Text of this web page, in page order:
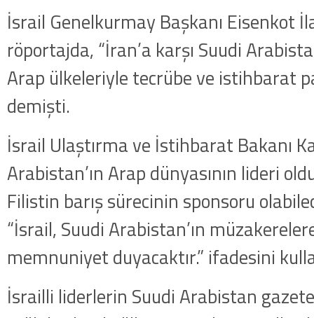
İsrail Genelkurmay Başkanı Eisenkot
röportajda, “İran’a karşı Suudi
Arap ülkeleriyle tecrübe ve istihbarat
demişti.
İsrail Ulaştırma ve İstihbarat Bakanı
Arabistan’ın Arap dünyasının lideri
Filistin barış sürecinin sponsoru
“İsrail, Suudi Arabistan’ın
memnuniyet duyacaktır.” ifadesini
İsrailli liderlerin Suudi Arabistan